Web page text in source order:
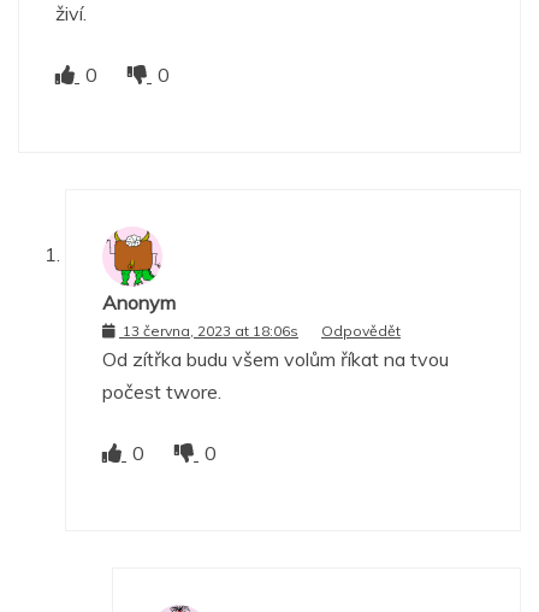
živí.
0 0
Anonym
13 června, 2023 at 18:06s Odpovědět
Od zítřka budu všem volům říkat na tvou
počest twore.
0 0